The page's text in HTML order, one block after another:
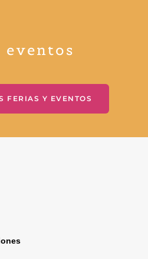
eventos
FERIAS Y EVENTOS